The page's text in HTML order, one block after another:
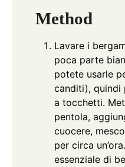
Method
Lavare i
poca parte
potete usarle
canditi), quindi
a tocchetti.
pentola,
cuocere,
per circa
essenziale di